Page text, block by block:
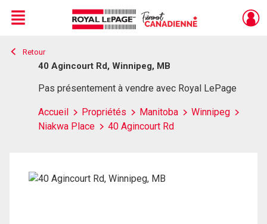
Live
En Direct
Menu
Retour
40 Agincourt Rd, Winnipeg, MB
Pas présentement à vendre avec Royal LePage
Accueil Propriétés Manitoba
Winnipeg
Niakwa Place
40 Agincourt Rd